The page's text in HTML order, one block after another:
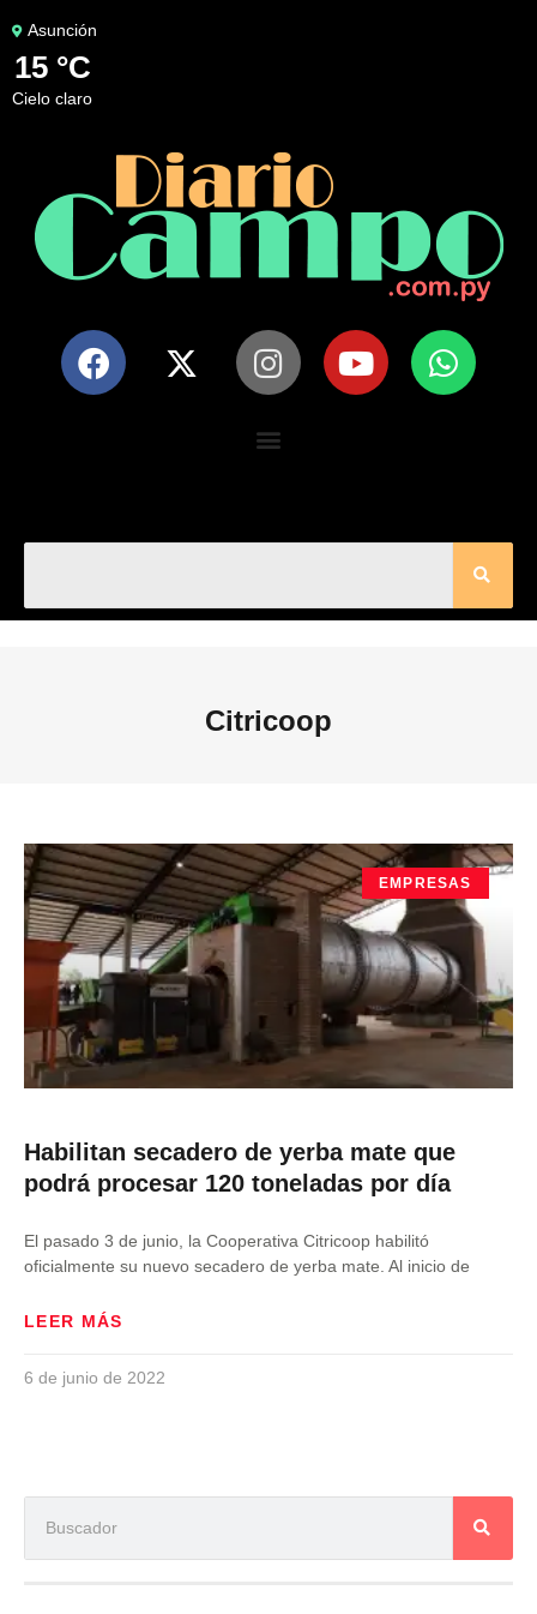
Asunción
15 °C
cielo claro
Citricoop
EMPRESAS
Habilitan secadero de yerba mate que
podrá procesar 120 toneladas por día
El pasado 3 de junio, la Cooperativa Citricoop habilitó
oficialmente su nuevo secadero de yerba mate. Al inicio de
LEER MÁS
6 de junio de 2022